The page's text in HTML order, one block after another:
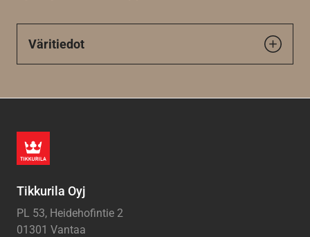
Väritiedot
Tikkurila Oyj
PL 53, Heidehofintie 2
01301 Vantaa